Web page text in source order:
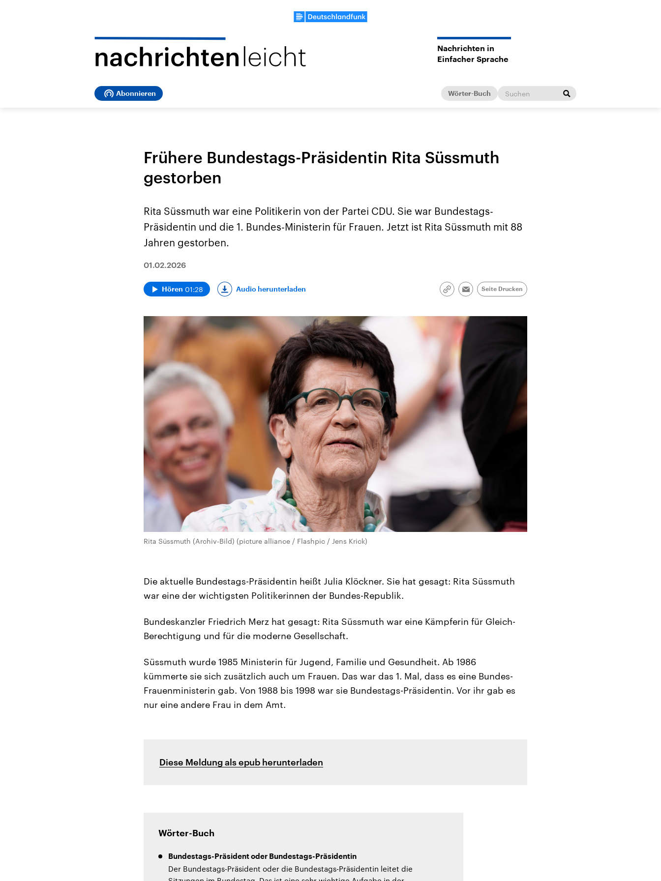
Nachrichten in
Einfacher Sprache
Abonnieren Wörter-Buch
Frühere Bundestags-Präsidentin Rita Süssmuth
gestorben
Rita Süssmuth war eine Politikerin von der Partei CDU. Sie war Bundestags-
Präsidentin und die 1. Bundes-Ministerin für Frauen. Jetzt ist Rita Süssmuth mit 88
Jahren gestorben.
01.02.2026
Hören 01:28 Audio herunterladen
Link
Email
Seite Drucken
Rita Süssmuth (Archiv-Bild) (picture alliance / Flashpic / Jens Krick)
Die aktuelle Bundestags-Präsidentin heißt Julia Klöckner. Sie hat gesagt: Rita Süssmuth
war eine der wichtigsten Politikerinnen der Bundes-Republik.
Bundeskanzler Friedrich Merz hat gesagt: Rita Süssmuth war eine Kämpferin für Gleich-
Berechtigung und für die moderne Gesellschaft.
Süssmuth wurde 1985 Ministerin für Jugend, Familie und Gesundheit. Ab 1986
kümmerte sie sich zusätzlich auch um Frauen. Das war das 1. Mal, dass es eine Bundes-
Frauenministerin gab. Von 1988 bis 1998 war sie Bundestags-Präsidentin. Vor ihr gab es
nur eine andere Frau in dem Amt.
Diese Meldung als epub herunterladen
Wörter-Buch
Bundestags-Präsident oder Bundestags-Präsidentin
Der Bundestags-Präsident oder die Bundestags-Präsidentin leitet die